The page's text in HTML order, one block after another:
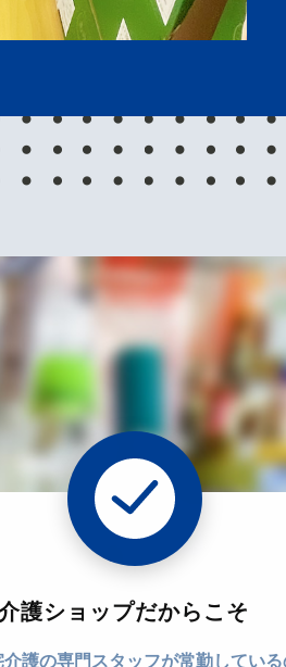
護ショップだからこそ
護の専門スタッフが常勤してい